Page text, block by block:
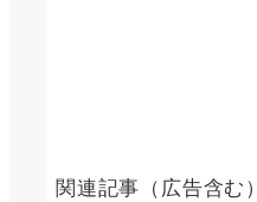
関連記事（広告含む）